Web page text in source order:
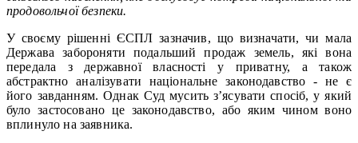
продовольчої безпеки.
У своєму рішенні ЄСПЛ зазначив, що визначати, чи мала
Держава забороняти подальший продаж земель, які вона
передала з державної власності у приватну, а також
абстрактно аналізувати національне законодавство - не є
його завданням. Однак Суд мусить з’ясувати спосіб, у який
було застосовано це законодавство, або яким чином воно
вплинуло на заявника.